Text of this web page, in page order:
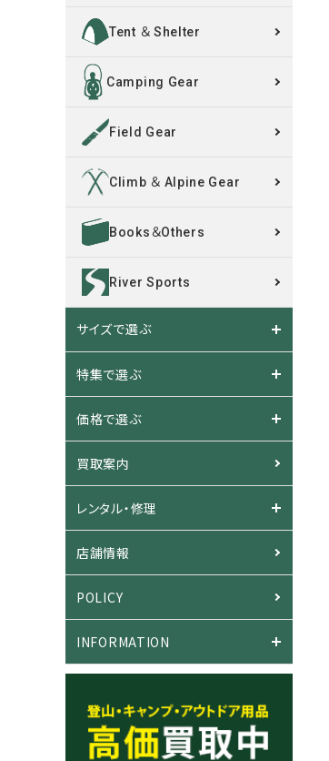
INFORMATION
ACCOUNT MENU
ようこそ ゲスト 様
ログイン
Tent ＆ Shelter
Camping Gear
Field Gear
Climb ＆ Alpine Gear
Books＆Others
River Sports
サイズで選ぶ
特集で選ぶ
価格で選ぶ
買取案内
レンタル・修理
店舗情報
POLICY
INFORMATION